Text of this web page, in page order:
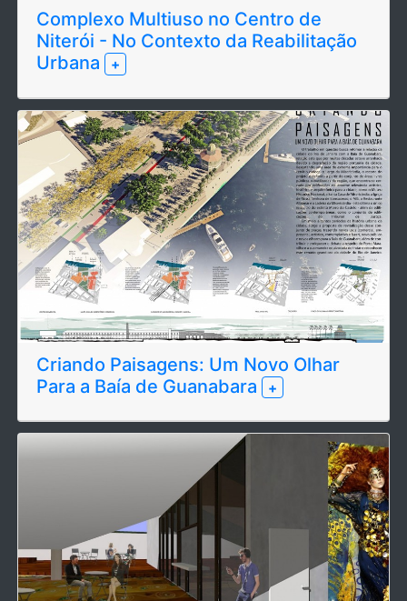
Complexo Multiuso no Centro de
Niterói - No Contexto da Reabilitação
Urbana
+
Criando Paisagens: Um Novo Olhar
Para a Baía de Guanabara
+